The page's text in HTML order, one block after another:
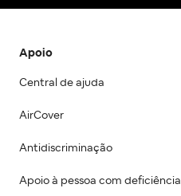
Apoio
Central de ajuda
AirCover
Antidiscriminação
Apoio à pessoa com deficiência